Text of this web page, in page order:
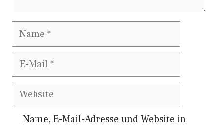
Name
E-
Website
Name, E-Mail-Adresse und Website in